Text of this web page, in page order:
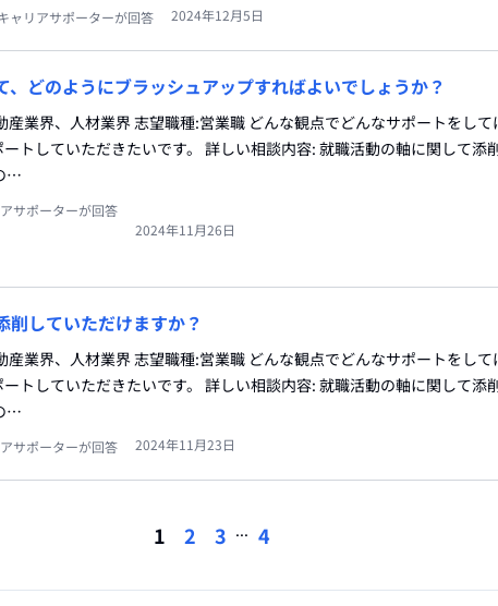
ャリアサポーターが回答 2024年12月5日
、どのようにブラッシュアップすればよいでしょうか？
産業界、人材業界 志望職種:営業職 どんな観点でどんなサポートをして
トしていただきたいです。 詳しい相談内容: 就職活動の軸に関して添
…
サポーターが回答
2024年11月26日
削していただけますか？
産業界、人材業界 志望職種:営業職 どんな観点でどんなサポートをして
トしていただきたいです。 詳しい相談内容: 就職活動の軸に関して添
…
サポーターが回答 2024年11月23日
1 2 3 ... 4